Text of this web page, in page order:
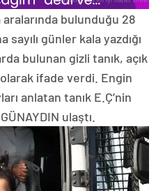
aralarında bulunduğu 28
sayılı günler kala yazdığı
bulunan gizli tanık, açık
olarak ifade verdi. Engin
anlatan tanık E.Ç’nin
ulaştı.